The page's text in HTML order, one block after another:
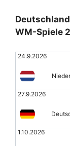
WM-Spiele
24.9.2026
27.9.2026
1.10.2026